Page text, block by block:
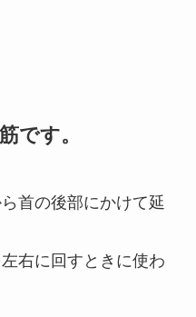
です。
首の後部にかけて延
右に回すときに使わ